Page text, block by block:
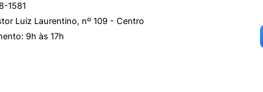
1581
Luiz Laurentino, nº 109 - Centro
9h às 17h